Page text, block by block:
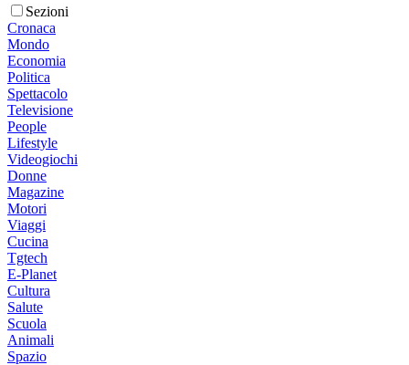
Sezioni
Cronaca
Mondo
Economia
Politica
Spettacolo
Televisione
People
Lifestyle
Videogiochi
Donne
Magazine
Motori
Viaggi
Cucina
Tgtech
E-Planet
Cultura
Salute
Scuola
Animali
Spazio